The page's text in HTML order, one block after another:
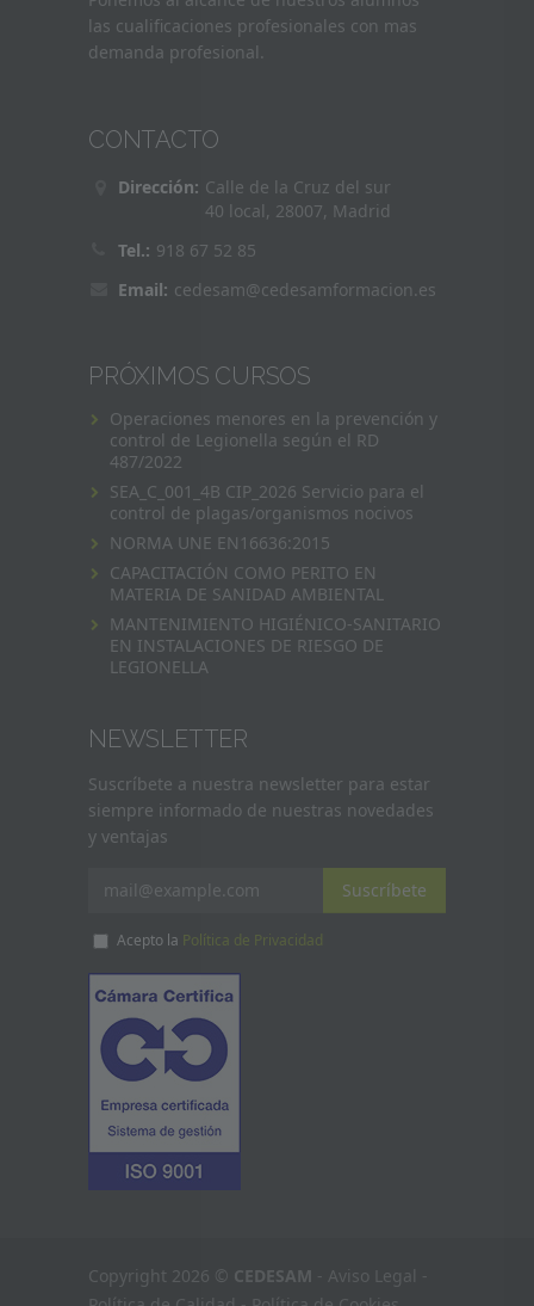
las cualificaciones profesionales con mas
demanda profesional.
CONTACTO
Dirección: Calle de la Cruz del sur
40 local, 28007, Madrid
Tel.: 918 67 52 85
Email: cedesam@cedesamformacion.es
PRÓXIMOS CURSOS
Operaciones menores en la prevención y
control de Legionella según el RD
487/2022
SEA_C_001_4B CIP_2026 Servicio para el
control de plagas/organismos nocivos
NORMA UNE EN16636:2015
CAPACITACIÓN COMO PERITO EN
MATERIA DE SANIDAD AMBIENTAL
MANTENIMIENTO HIGIÉNICO-SANITARIO
EN INSTALACIONES DE RIESGO DE
LEGIONELLA
NEWSLETTER
Suscríbete a nuestra newsletter para estar
siempre informado de nuestras novedades
y ventajas
Suscríbete
Acepto la Política de Privacidad
Copyright 2026 © CEDESAM - Aviso Legal -